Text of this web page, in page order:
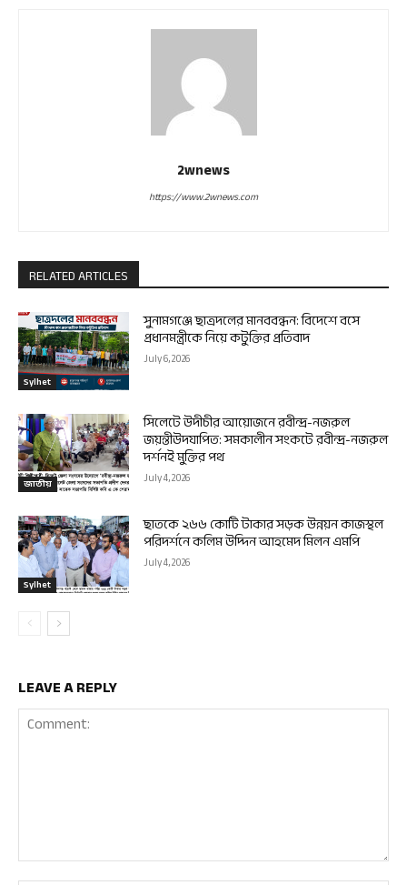
2wnews
https://www.2wnews.com
RELATED ARTICLES
Sylhet
সুনামগঞ্জে ছাত্রদলের মানববন্ধন: বিদেশে বসে
প্রধানমন্ত্রীকে নিয়ে কটুক্তির প্রতিবাদ
July 6, 2026
জাতীয়
সিলেটে উদীচীর আয়োজনে রবীন্দ্র-নজরুল
জয়ন্তীউদযাপিত: সমকালীন সংকটে রবীন্দ্র-নজরুল
দর্শনই মুক্তির পথ
July 4, 2026
Sylhet
ছাতকে ২৬৬ কোটি টাকার সড়ক উন্নয়ন কাজস্থল
পরিদর্শনে কলিম উদ্দিন আহমেদ মিলন এমপি
July 4, 2026
LEAVE A REPLY